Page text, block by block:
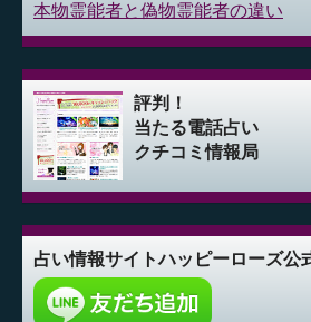
本物霊能者と偽物霊能者の違い
評判！
当たる電話占い
クチコミ情報局
占い情報サイトハッピーローズ公